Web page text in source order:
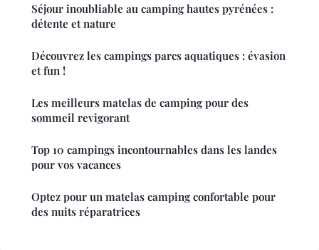
Séjour inoubliable au camping hautes pyrénées :
détente et nature
Découvrez les campings parcs aquatiques : évasion
et fun !
Les meilleurs matelas de camping pour des
sommeil revigorant
Top 10 campings incontournables dans les landes
pour vos vacances
Optez pour un matelas camping confortable pour
des nuits réparatrices